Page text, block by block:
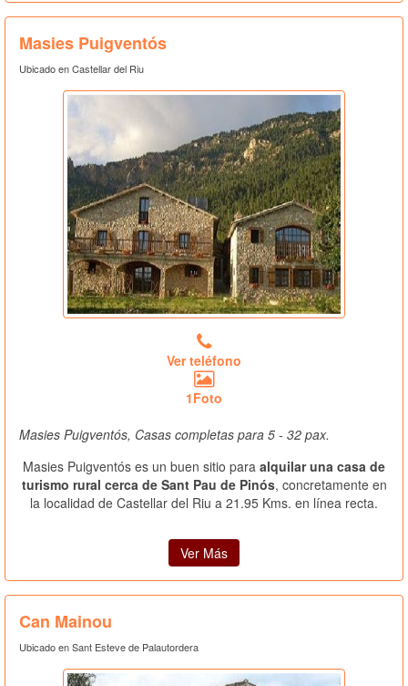
Masies Puigventós
Ubicado en Castellar del Riu
Ver teléfono
1Foto
Masies Puigventós, Casas completas para 5 - 32 pax.
Masies Puigventós es un buen sitio para alquilar una casa de
turismo rural cerca de Sant Pau de Pinós, concretamente en
la localidad de Castellar del Riu a 21.95 Kms. en línea recta.
Ver Más
Can Mainou
Ubicado en Sant Esteve de Palautordera